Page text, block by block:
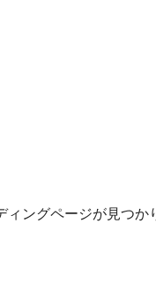
ィングページが見つか